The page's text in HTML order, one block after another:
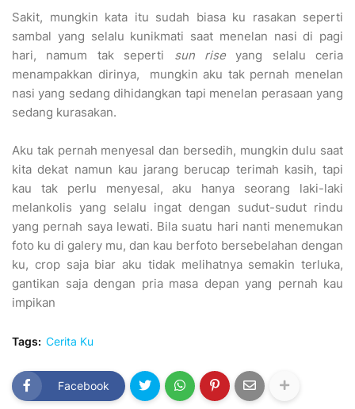
Sakit, mungkin kata itu sudah biasa ku rasakan seperti
sambal yang selalu kunikmati saat menelan nasi di pagi
hari, namum tak seperti sun riseyang selalu ceria
menampakkan dirinya, mungkin aku tak pernah menelan
nasi yang sedang dihidangkan tapi menelan perasaan yang
sedang kurasakan.
Aku tak pernah menyesal dan bersedih, mungkin dulu saat
kita dekat namun kau jarang berucap terimah kasih, tapi
kau tak perlu menyesal, aku hanya seorang laki-laki
melankolis yang selalu ingat dengan sudut-sudut rindu
yang pernah saya lewati. Bila suatu hari nanti menemukan
foto ku di galery mu, dan kau berfoto bersebelahan dengan
ku, crop saja biar aku tidak melihatnya semakin terluka,
gantikan saja dengan pria masa depan yang pernah kau
impikan
Tags: Cerita Ku
Facebook